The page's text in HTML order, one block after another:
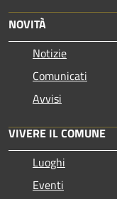
NOVITÀ
Notizie
Comunicati
Avvisi
VIVERE IL COMUNE
Luoghi
Eventi